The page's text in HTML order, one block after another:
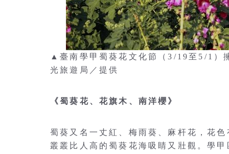
▲臺南學甲蜀葵花文化節（3/19至5/1）
光旅遊局／提供
《蜀葵花、花旗木、南洋櫻》
蜀葵又名一丈紅、梅雨葵、麻杆花，花
叢叢比人高的蜀葵花海吸睛又壯觀。學